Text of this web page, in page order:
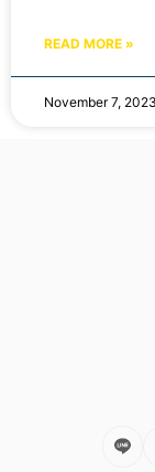
READ MORE »
November 7, 2023